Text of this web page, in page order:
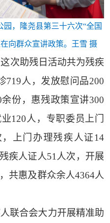
，隆尧县第三十六次“全国
向群众宣讲政策。王雪 摄
次助残日活动共为残疾
719人，发放慰问品200
份，惠残政策宣讲300
120人，专职委员上门
上门办理残疾人证14
疾人证人51人次，开展
共惠及群众余人4364人
联合会大力开展精准助